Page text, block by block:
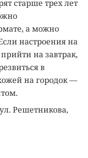
старше трех лет
а можно
настроения на
на завтрак,
в
на городок —
Решетникова,